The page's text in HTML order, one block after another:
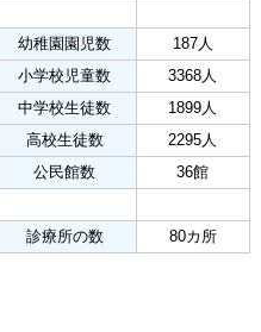
幼稚園園児数
187人
小学校児童数
3368人
中学校生徒数
1899人
高校生徒数
2295人
公民館数
36館
診療所の数 80カ所